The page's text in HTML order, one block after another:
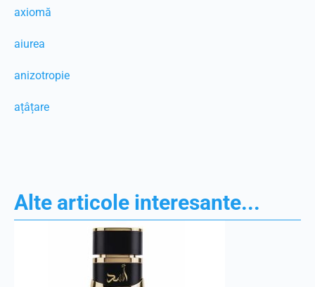
axiomă
aiurea
anizotropie
ațâțare
Alte articole interesante...